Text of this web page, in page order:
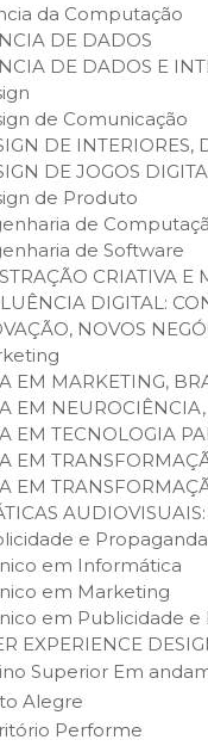
da Computação
DE DADOS
DE DADOS E
de Comunicação
DE INTERIORES,
DE JOGOS
de Produto
de
de Software
CRIATIVA E
DIGITAL:
NOVOS
EM MARKETING,
EM
EM TECNOLOGIA
EM
EM
e Propaganda
em Informática
em Marketing
em Publicidade e
EXPERIENCE
Superior Em
Alegre
Performe